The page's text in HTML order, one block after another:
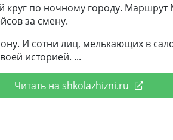
круг по ночному городу. Маршрут
за смену.
И сотни лиц, мелькающих в
историей.
Читать на shkolazhizni.ru